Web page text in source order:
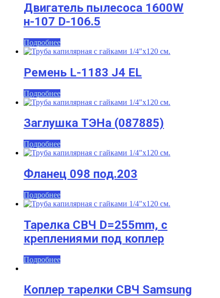
Двигатель пылесоса 1600W
н-107 D-106.5
Подробнее
Ремень L-1183 J4 EL
Подробнее
Заглушка ТЭНа (087885)
Подробнее
Фланец 098 под.203
Подробнее
Тарелка СВЧ D=255mm, с
креплениями под коплер
Подробнее
Коплер тарелки СВЧ Samsung